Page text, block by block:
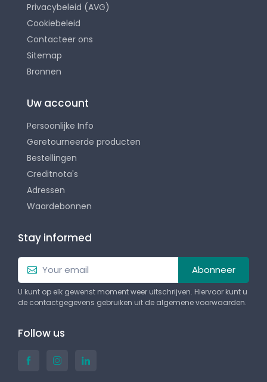
Privacybeleid (AVG)
Cookiebeleid
Contacteer ons
Sitemap
Bronnen
Uw account
Persoonlijke Info
Geretourneerde producten
Bestellingen
Creditnota's
Adressen
Waardebonnen
Stay informed
Abonneer
U kunt op elk gewenst moment weer uitschrijven. Hiervoor kunt u
de contactgegevens gebruiken uit de algemene voorwaarden.
Follow us